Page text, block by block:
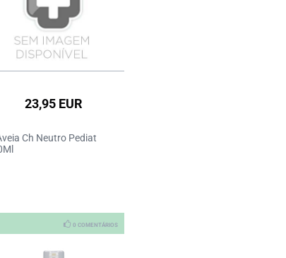
23,95 EUR
Ch Neutro Pediat
0 COMENTÁRIOS